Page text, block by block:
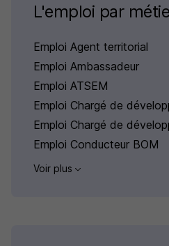
L'emploi par
Emploi Agent territorial
Emploi Ambassadeur
Emploi ATSEM
Emploi Chargé de
Emploi Chargé de
Emploi Conducteur BOM
Voir plus